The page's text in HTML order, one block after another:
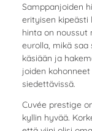
Samppanjoiden
erityisen kipeästi
hinta on noussut
eurolla, mikä
käsiään ja
joiden
siedettävissä.
Cuvée prestige
kyllin hyvää.